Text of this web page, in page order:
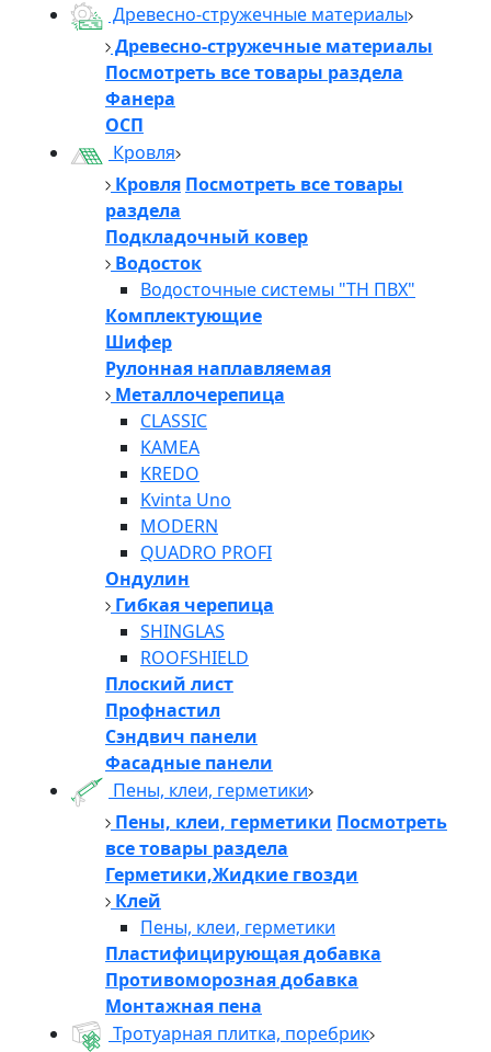
Древесно-стружечные материалы
Древесно-стружечные материалы
Посмотреть все товары раздела
Фанера
ОСП
Кровля
Кровля Посмотреть все товары
раздела
Подкладочный ковер
Водосток
Водосточные системы "ТН ПВХ"
Комплектующие
Шифер
Рулонная наплавляемая
Металлочерепица
CLASSIC
KAMEA
KREDO
Kvinta Uno
MODERN
QUADRO PROFI
Ондулин
Гибкая черепица
SHINGLAS
ROOFSHIELD
Плоский лист
Профнастил
Сэндвич панели
Фасадные панели
Пены, клеи, герметики
Пены, клеи, герметики Посмотреть
все товары раздела
Герметики,Жидкие гвозди
Клей
Пены, клеи, герметики
Пластифицирующая добавка
Противоморозная добавка
Монтажная пена
Тротуарная плитка, поребрик